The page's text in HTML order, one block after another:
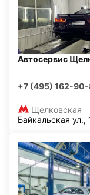
Автосервис
+7 (495) 162-90-
Щелковская
Байкальская ул.,